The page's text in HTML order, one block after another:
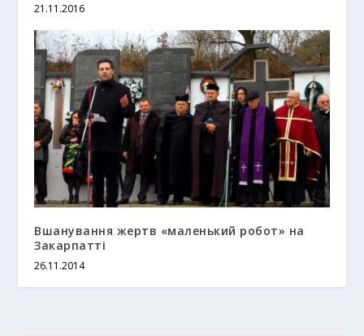
21.11.2016
Вшанування жертв «маленький робот» на
Закарпатті
26.11.2014